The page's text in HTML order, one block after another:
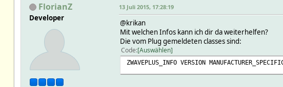
FlorianZ
Developer
13 Juli 2015, 17:28:19
@krikan
Mit welchen Infos kann ich dir da weiterhelfen?
Die vom Plug gemeldeten classes sind:
Code Auswählen
ZWAVEPLUS_INFO VERSION